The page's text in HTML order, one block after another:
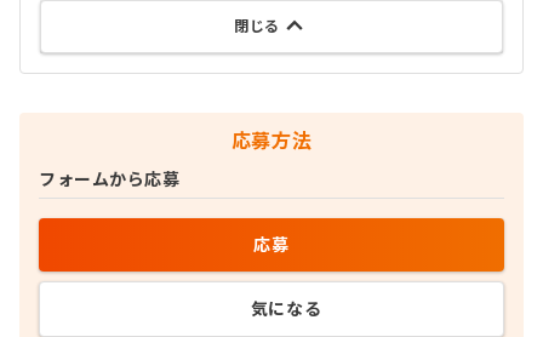
閉じる
応募方法
フォームから応募
応募
気になる